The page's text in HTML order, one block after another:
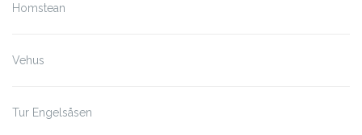
Homstean
Vehus
Tur Engelsåsen